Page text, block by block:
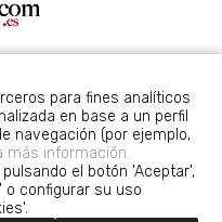
para fines analíticos
en base a un perfil
navegación (por ejemplo,
más información.
el botón 'Aceptar',
o configurar su uso